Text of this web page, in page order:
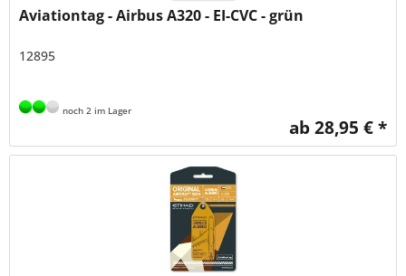
Aviationtag - Airbus A320 - EI-CVC - grün
12895
noch 2 im Lager
ab 28,95 € *